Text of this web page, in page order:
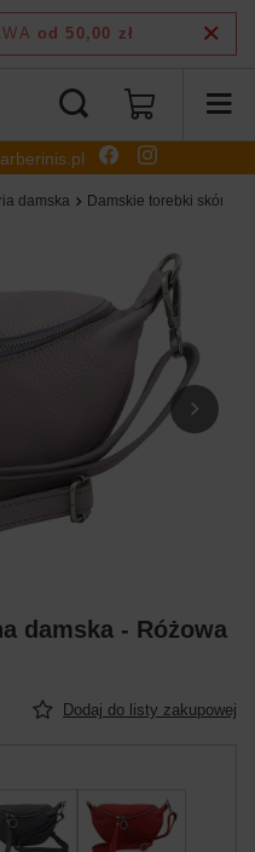
od 50,00 zł
damska Damskie torebki
damska - Różowa
Dodaj do listy zakupowej